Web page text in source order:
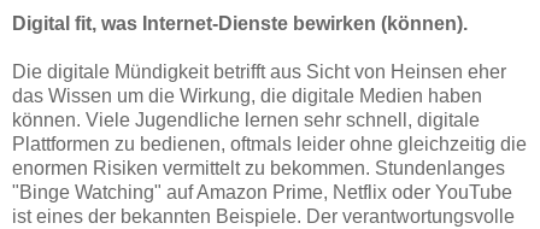
Digital fit, was Internet-Dienste bewirken (können).
Die digitale Mündigkeit betrifft aus Sicht von Heinsen eher
das Wissen um die Wirkung, die digitale Medien haben
können. Viele Jugendliche lernen sehr schnell, digitale
Plattformen zu bedienen, oftmals leider ohne gleichzeitig die
enormen Risiken vermittelt zu bekommen. Stundenlanges
"Binge Watching" auf Amazon Prime, Netflix oder YouTube
ist eines der bekannten Beispiele. Der verantwortungsvolle